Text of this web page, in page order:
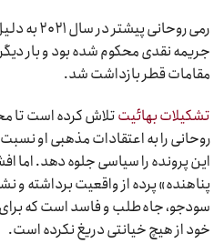
رمی
مقامات قطر بازداشت شد.
تشکیلات بهائیتتلاش کرده است تا
روحانی را به اعتقادات مذهبی او
این پرونده را سیاسی جلوه دهد. اما
پناهنده» پرده از واقعیت برداشته
سودجو، جاه‌طلب و فاسد است که
خود از هیچ خیانتی دریغ نکرده است.